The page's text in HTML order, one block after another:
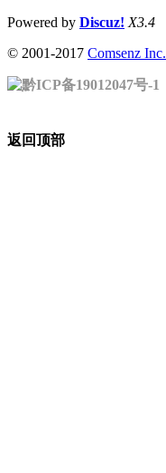
Powered by Discuz! X3.4
© 2001-2017 Comsenz Inc.
黔ICP备19012047号-1
返回顶部